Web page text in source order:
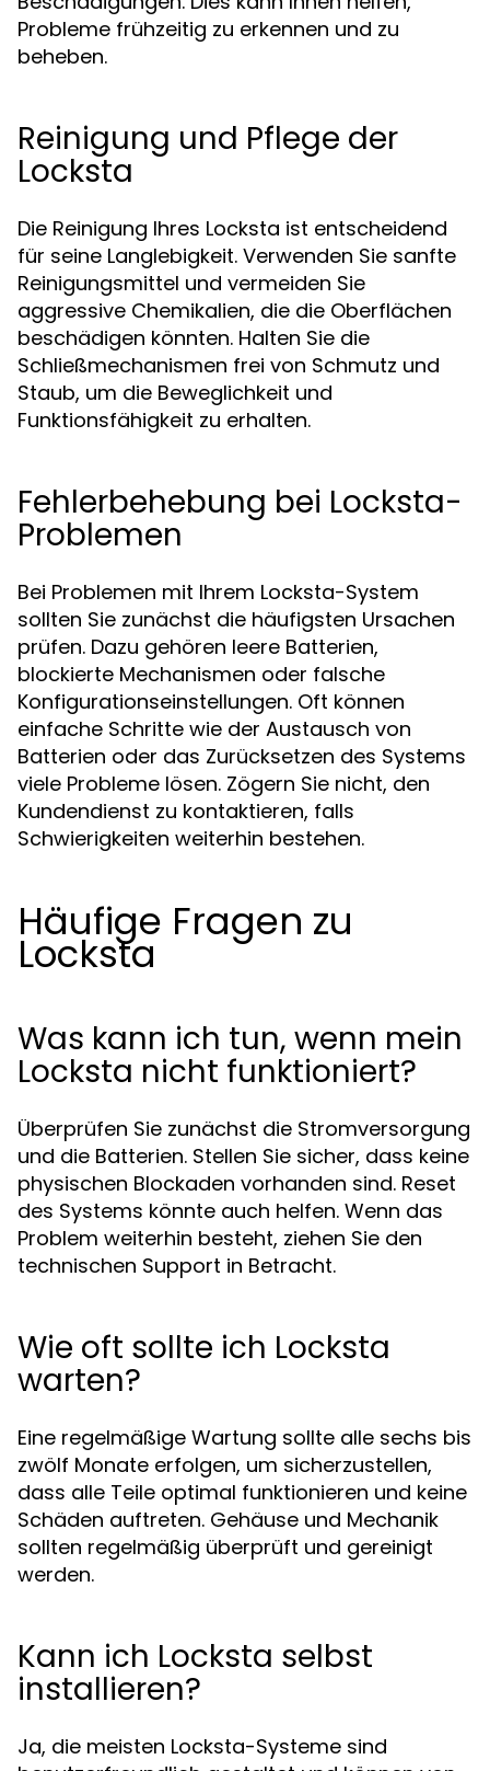
Probleme frühzeitig zu erkennen und zu
beheben.
Reinigung und Pflege der
Locksta
Die Reinigung Ihres Locksta ist entscheidend
für seine Langlebigkeit. Verwenden Sie sanfte
Reinigungsmittel und vermeiden Sie
aggressive Chemikalien, die die Oberflächen
beschädigen könnten. Halten Sie die
Schließmechanismen frei von Schmutz und
Staub, um die Beweglichkeit und
Funktionsfähigkeit zu erhalten.
Fehlerbehebung bei Locksta-
Problemen
Bei Problemen mit Ihrem Locksta-System
sollten Sie zunächst die häufigsten Ursachen
prüfen. Dazu gehören leere Batterien,
blockierte Mechanismen oder falsche
Konfigurationseinstellungen. Oft können
einfache Schritte wie der Austausch von
Batterien oder das Zurücksetzen des Systems
viele Probleme lösen. Zögern Sie nicht, den
Kundendienst zu kontaktieren, falls
Schwierigkeiten weiterhin bestehen.
Häufige Fragen zu
Locksta
Was kann ich tun, wenn mein
Locksta nicht funktioniert?
Überprüfen Sie zunächst die Stromversorgung
und die Batterien. Stellen Sie sicher, dass keine
physischen Blockaden vorhanden sind. Reset
des Systems könnte auch helfen. Wenn das
Problem weiterhin besteht, ziehen Sie den
technischen Support in Betracht.
Wie oft sollte ich Locksta
warten?
Eine regelmäßige Wartung sollte alle sechs bis
zwölf Monate erfolgen, um sicherzustellen,
dass alle Teile optimal funktionieren und keine
Schäden auftreten. Gehäuse und Mechanik
sollten regelmäßig überprüft und gereinigt
werden.
Kann ich Locksta selbst
installieren?
Ja, die meisten Locksta-Systeme sind